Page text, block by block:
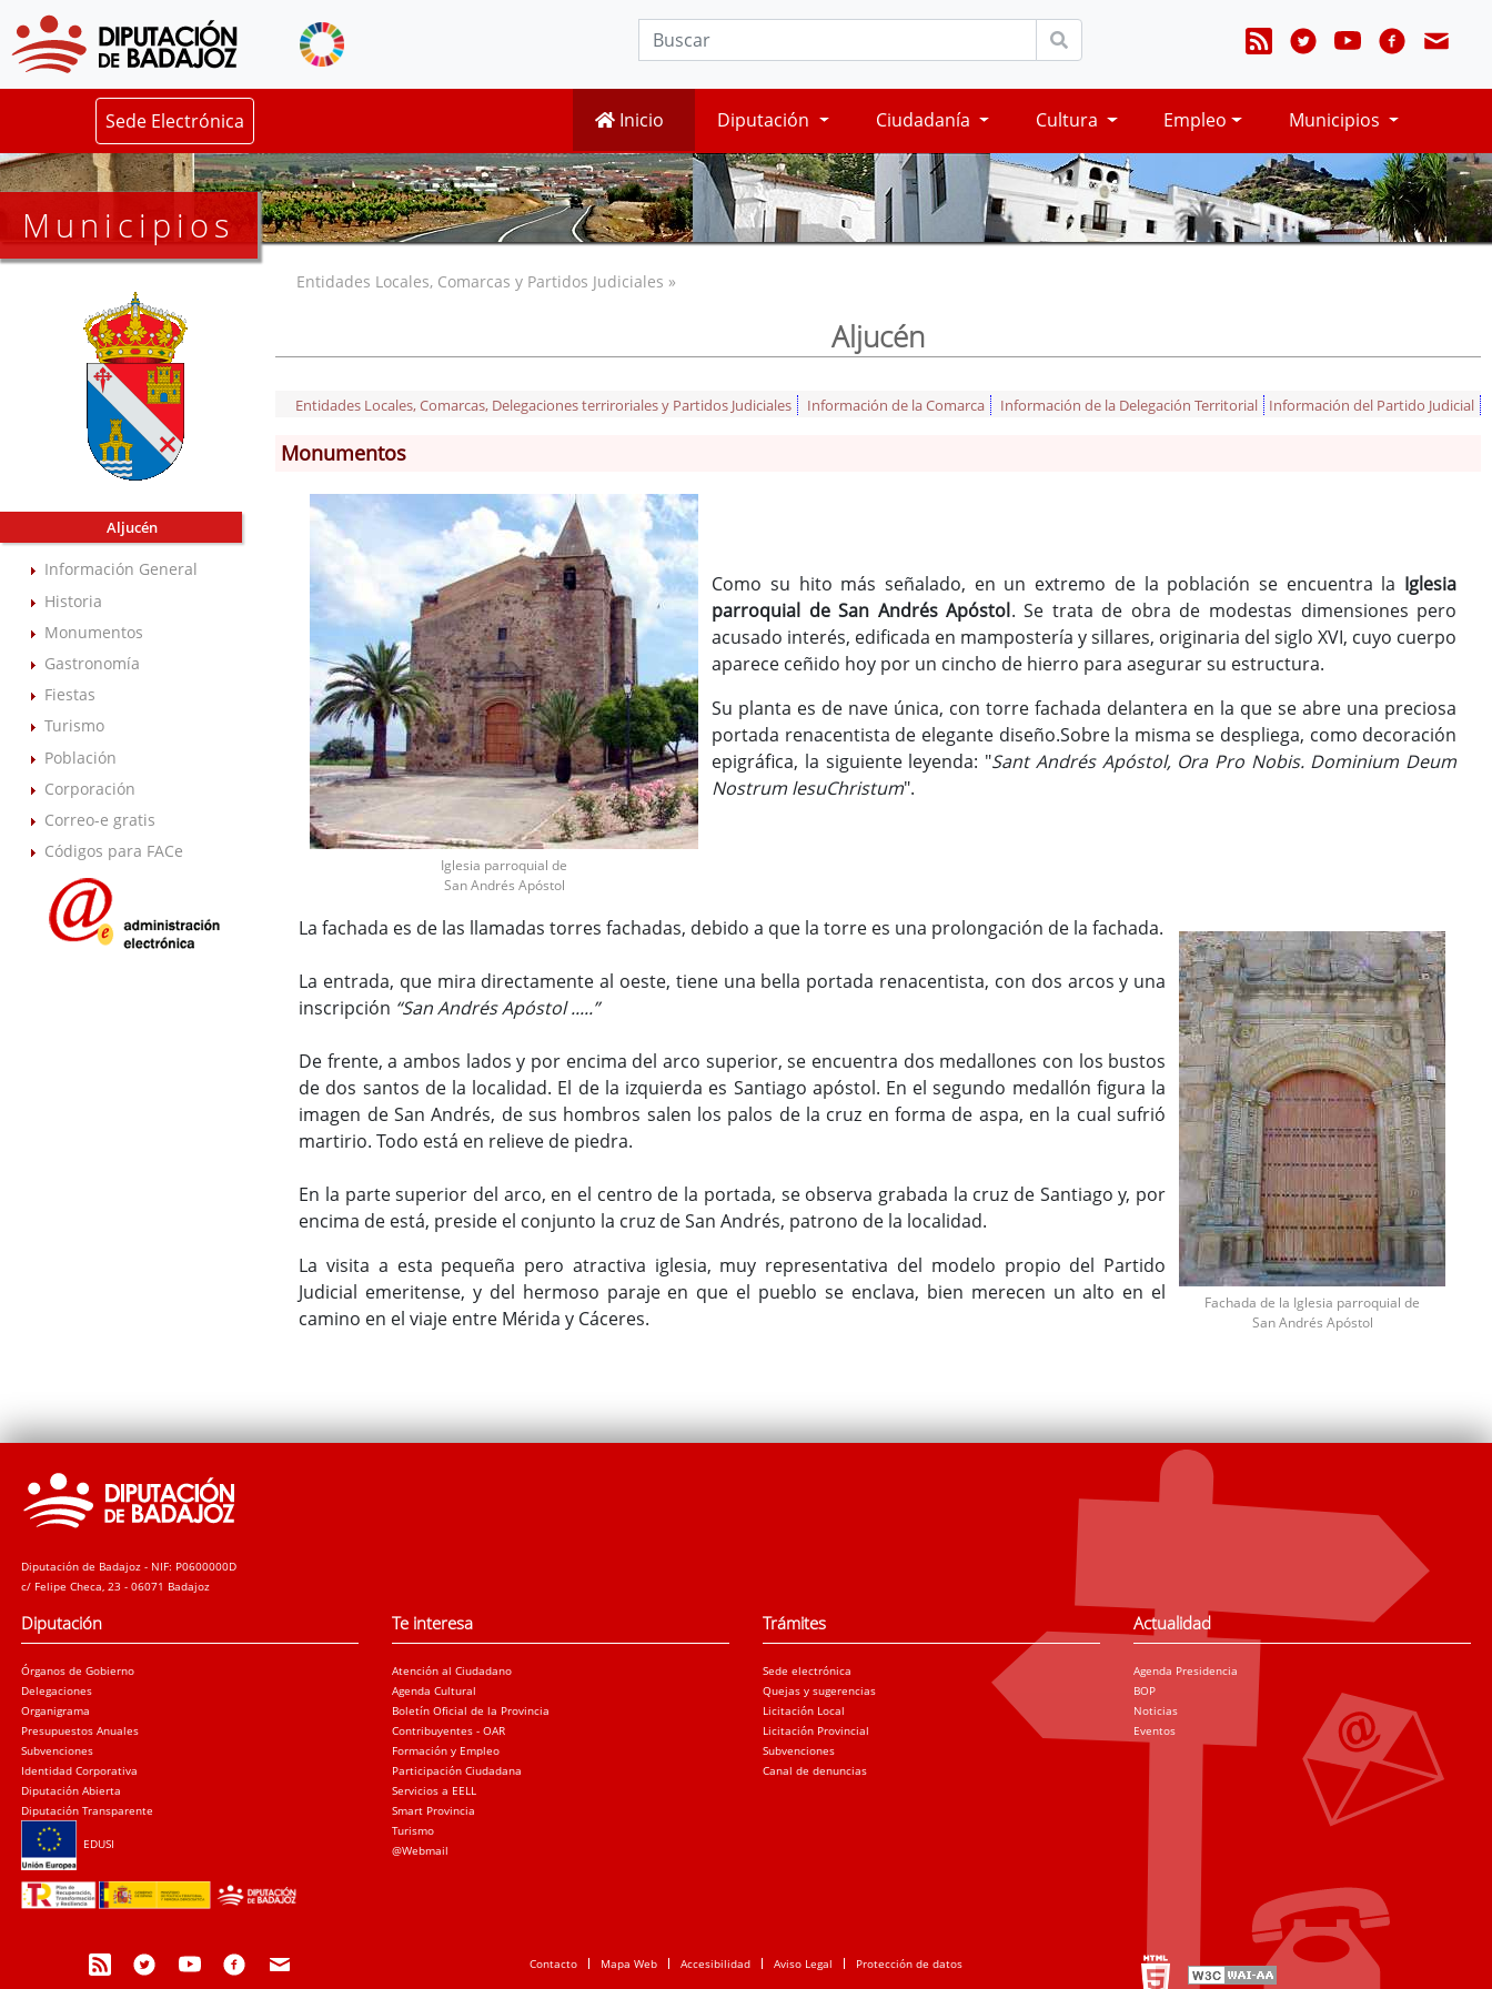
Sede Electrónica Inicio Diputación Ciudadanía Cultura Empleo Municipios
Municipios
Aljucén
Información General
Historia
Monumentos
Gastronomía
Fiestas
Turismo
Población
Corporación
Correo-e gratis
Códigos para FACe
Entidades Locales, Comarcas y Partidos Judiciales »
Aljucén
Entidades Locales, Comarcas, Delegaciones terriroriales y Partidos Judiciales Información de la Comarca Información de la Delegación Territorial Información del Partido Judicial
Monumentos
Iglesia parroquial de
San Andrés Apóstol
Como su hito más señalado, en un extremo de la población se encuentra la Iglesia
parroquial de San Andrés Apóstol. Se trata de obra de modestas dimensiones pero
acusado interés, edificada en mampostería y sillares, originaria del siglo XVI, cuyo cuerpo
aparece ceñido hoy por un cincho de hierro para asegurar su estructura.
Su planta es de nave única, con torre fachada delantera en la que se abre una preciosa
portada renacentista de elegante diseño.Sobre la misma se despliega, como decoración
epigráfica, la siguiente leyenda: "Sant Andrés Apóstol, Ora Pro Nobis. Dominium Deum
Nostrum lesuChristum".
La fachada es de las llamadas torres fachadas, debido a que la torre es una prolongación de la fachada.
La entrada, que mira directamente al oeste, tiene una bella portada renacentista, con dos arcos y una
inscripción “San Andrés Apóstol .....”
De frente, a ambos lados y por encima del arco superior, se encuentra dos medallones con los bustos
de dos santos de la localidad. El de la izquierda es Santiago apóstol. En el segundo medallón figura la
imagen de San Andrés, de sus hombros salen los palos de la cruz en forma de aspa, en la cual sufrió
martirio. Todo está en relieve de piedra.
En la parte superior del arco, en el centro de la portada, se observa grabada la cruz de Santiago y, por
encima de está, preside el conjunto la cruz de San Andrés, patrono de la localidad.
La visita a esta pequeña pero atractiva iglesia, muy representativa del modelo propio del Partido
Judicial emeritense, y del hermoso paraje en que el pueblo se enclava, bien merecen un alto en el
camino en el viaje entre Mérida y Cáceres.
Fachada de la Iglesia parroquial de
San Andrés Apóstol
Diputación de Badajoz - NIF: P0600000D
c/ Felipe Checa, 23 - 06071 Badajoz
Diputación
Órganos de Gobierno
Delegaciones
Organigrama
Presupuestos Anuales
Subvenciones
Identidad Corporativa
Diputación Abierta
Diputación Transparente
EDUSI
Te interesa
Atención al Ciudadano
Agenda Cultural
Boletín Oficial de la Provincia
Contribuyentes - OAR
Formación y Empleo
Participación Ciudadana
Servicios a EELL
Smart Provincia
Turismo
@Webmail
Trámites
Sede electrónica
Quejas y sugerencias
Licitación Local
Licitación Provincial
Subvenciones
Canal de denuncias
Actualidad
Agenda Presidencia
BOP
Noticias
Eventos
Contacto Mapa Web Accesibilidad Aviso Legal Protección de datos